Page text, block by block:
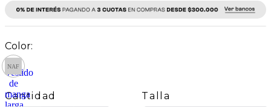
Cantidad Talla